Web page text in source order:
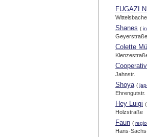
FUGAZI
Shanes (
Geyerstraße
Colette
Jahnstr.
Shoya (
Ehrengutstr.
Hey Luigi (
Holzstraße
Faun (
Hans-